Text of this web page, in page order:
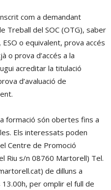
com a demandant
Treball del SOC (OTG), saber
o equivalent, prova accés
o prova d’accés a la
acreditar la titulació
d’avaluació de
formació són obertes fins a
Els interessats poden
Centre de Promoció
Riu s/n 08760 Martorell) Tel.
de dilluns a
per omplir el full de